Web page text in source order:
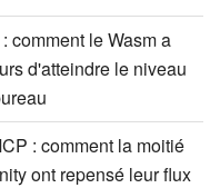
comment le Wasm a
d'atteindre le niveau
: comment la moitié
ont repensé leur flux